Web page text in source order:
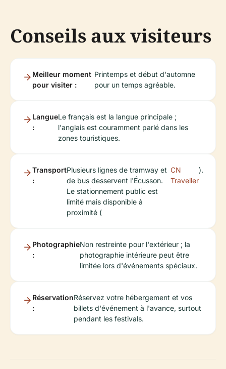
Conseils aux visiteurs
Meilleur moment
pour visiter :
Printemps et début d'automne
pour un temps agréable.
Langue
:
Le français est la langue principale ;
l'anglais est couramment parlé dans les
zones touristiques.
Transport
:
Plusieurs lignes de tramway et
de bus desservent l'Écusson.
Le stationnement public est
limité mais disponible à
proximité (
CN
Traveller
).
Photographie
:
Non restreinte pour l'extérieur ; la
photographie intérieure peut être
limitée lors d'événements spéciaux.
Réservation
:
Réservez votre hébergement et vos
billets d'événement à l'avance, surtout
pendant les festivals.